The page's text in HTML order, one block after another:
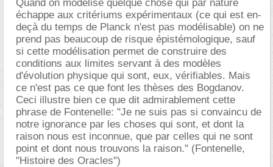
Quand on modélise quelque chose qui par nature
échappe aux critériums expérimentaux (ce qui est en-
deçà du temps de Planck n'est pas modélisable) on ne
prend pas beaucoup de risque épistémologique, sauf
si cette modélisation permet de construire des
conditions aux limites servant à des modèles
d'évolution physique qui sont, eux, vérifiables. Mais
ce n'est pas ce que font les thèses des Bogdanov.
Ceci illustre bien ce que dit admirablement cette
phrase de Fontenelle: "Je ne suis pas si convaincu de
notre ignorance par les choses qui sont, et dont la
raison nous est inconnue, que par celles qui ne sont
point et dont nous trouvons la raison." (Fontenelle,
"Histoire des Oracles")